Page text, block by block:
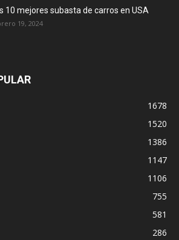
10 mejores subasta de carros en USA
19, 2024
1678
1520
1386
1147
1106
755
581
286